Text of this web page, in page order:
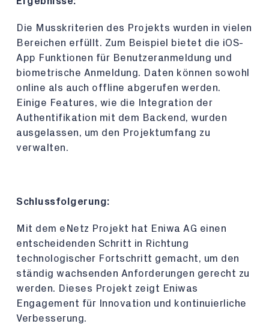
Die Musskriterien des Projekts wurden in vielen
Bereichen erfüllt. Zum Beispiel bietet die iOS-
App Funktionen für Benutzeranmeldung und
biometrische Anmeldung. Daten können sowohl
online als auch offline abgerufen werden.
Einige Features, wie die Integration der
Authentifikation mit dem Backend, wurden
ausgelassen, um den Projektumfang zu
verwalten.
Schlussfolgerung:
Mit dem eNetz Projekt hat Eniwa AG einen
entscheidenden Schritt in Richtung
technologischer Fortschritt gemacht, um den
ständig wachsenden Anforderungen gerecht zu
werden. Dieses Projekt zeigt Eniwas
Engagement für Innovation und kontinuierliche
Verbesserung.